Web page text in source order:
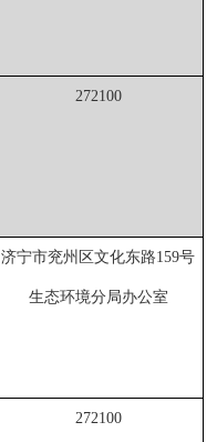
272100
济宁市兖州区文化东路159号
生态环境分局办公室
272100